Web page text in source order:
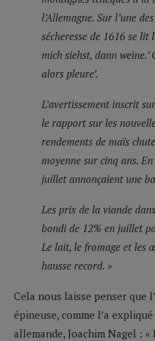
l’Allemagne. Sur l’une
sécheresse de 1616 se lit
mich siehst, dann
alors pleure’.
L’avertissement inscrit
le rapport sur les
rendements de maïs
moyenne sur cinq ans.
juillet annonçaient une
Les prix de la viande
bondi de 12% en juillet
Le lait, le fromage et les
hausse record. »
Cela nous laisse penser que
épineuse, comme l’a
allemande, Joachim Nagel :